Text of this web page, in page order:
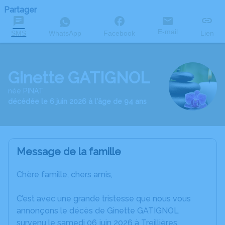
Partager
SMS WhatsApp Facebook E-mail Lien
Ginette GATIGNOL
née PINAT
décédée le 6 juin 2026 à l'âge de 94 ans
Message de la famille
Chère famille, chers amis,
C’est avec une grande tristesse que nous vous
annonçons le décès de Ginette GATIGNOL
survenu le samedi 06 juin 2026 à Treillières.